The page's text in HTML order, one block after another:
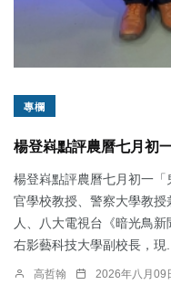
專欄
楊登嵙點評農曆七月初
楊登嵙點評農曆七月初一
官學校教授、警察大學教
人、八大電視台《暗光鳥
右影藝科技大學副校長，現...
高哲翰 2026年八月09